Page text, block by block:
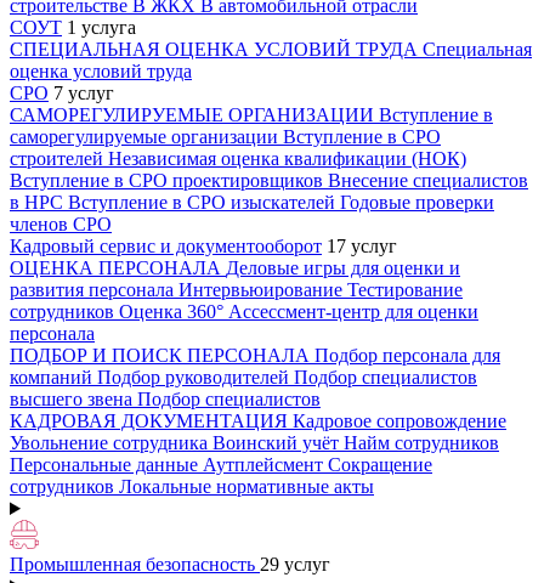
строительстве В ЖКХ В автомобильной отрасли
СОУТ 1 услуга
СПЕЦИАЛЬНАЯ ОЦЕНКА УСЛОВИЙ ТРУДА Специальная
оценка условий труда
СРО 7 услуг
САМОРЕГУЛИРУЕМЫЕ ОРГАНИЗАЦИИ Вступление в
саморегулируемые организации Вступление в СРО
строителей Независимая оценка квалификации (НОК)
Вступление в СРО проектировщиков Внесение специалистов
в НРС Вступление в СРО изыскателей Годовые проверки
членов СРО
Кадровый сервис и документооборот 17 услуг
ОЦЕНКА ПЕРСОНАЛА Деловые игры для оценки и
развития персонала Интервьюирование Тестирование
сотрудников Оценка 360° Ассессмент-центр для оценки
персонала
ПОДБОР И ПОИСК ПЕРСОНАЛА Подбор персонала для
компаний Подбор руководителей Подбор специалистов
высшего звена Подбор специалистов
КАДРОВАЯ ДОКУМЕНТАЦИЯ Кадровое сопровождение
Увольнение сотрудника Воинский учёт Найм сотрудников
Персональные данные Аутплейсмент Сокращение
сотрудников Локальные нормативные акты
Промышленная безопасность 29 услуг